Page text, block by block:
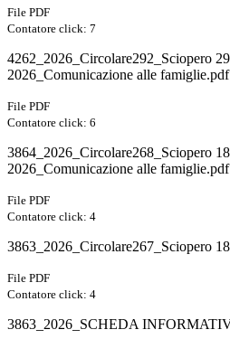
File PDF
Contatore click: 7
4262_2026_Circolare292_Sciopero
2026_Comunicazione alle famiglie.pdf
File PDF
Contatore click: 6
3864_2026_Circolare268_Sciopero
2026_Comunicazione alle famiglie.pdf
File PDF
Contatore click: 4
3863_2026_Circolare267_Sciopero
File PDF
Contatore click: 4
3863_2026_SCHEDA